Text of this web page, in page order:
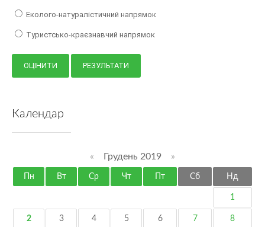
Еколого-натуралістичний напрямок
Туристсько-краєзнавчий напрямок
Календар
« Грудень 2019 »
Пн Вт Ср Чт Пт Сб Нд
1
2 3 4 5 6 7 8